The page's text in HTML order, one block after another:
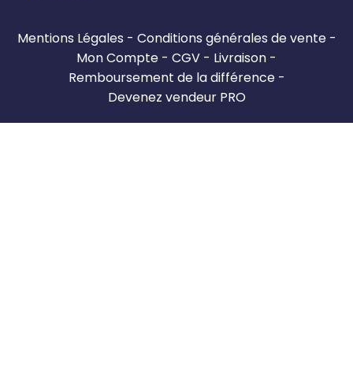
Mentions Légales
Conditions générales de vente
Mon Compte
CGV
Livraison
Remboursement de la différence
Devenez vendeur PRO